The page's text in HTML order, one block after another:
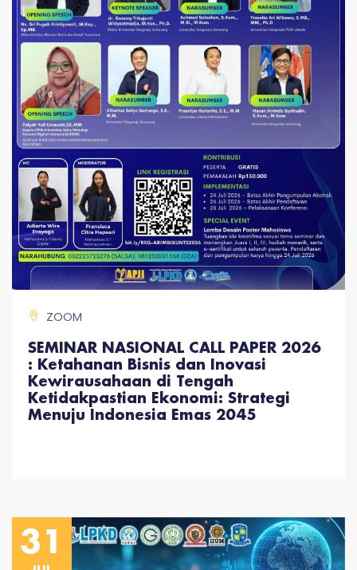
ZOOM
SEMINAR NASIONAL CALL PAPER 2026
: Ketahanan Bisnis dan Inovasi
Kewirausahaan di Tengah
Ketidakpastian Ekonomi: Strategi
Menuju Indonesia Emas 2045
31